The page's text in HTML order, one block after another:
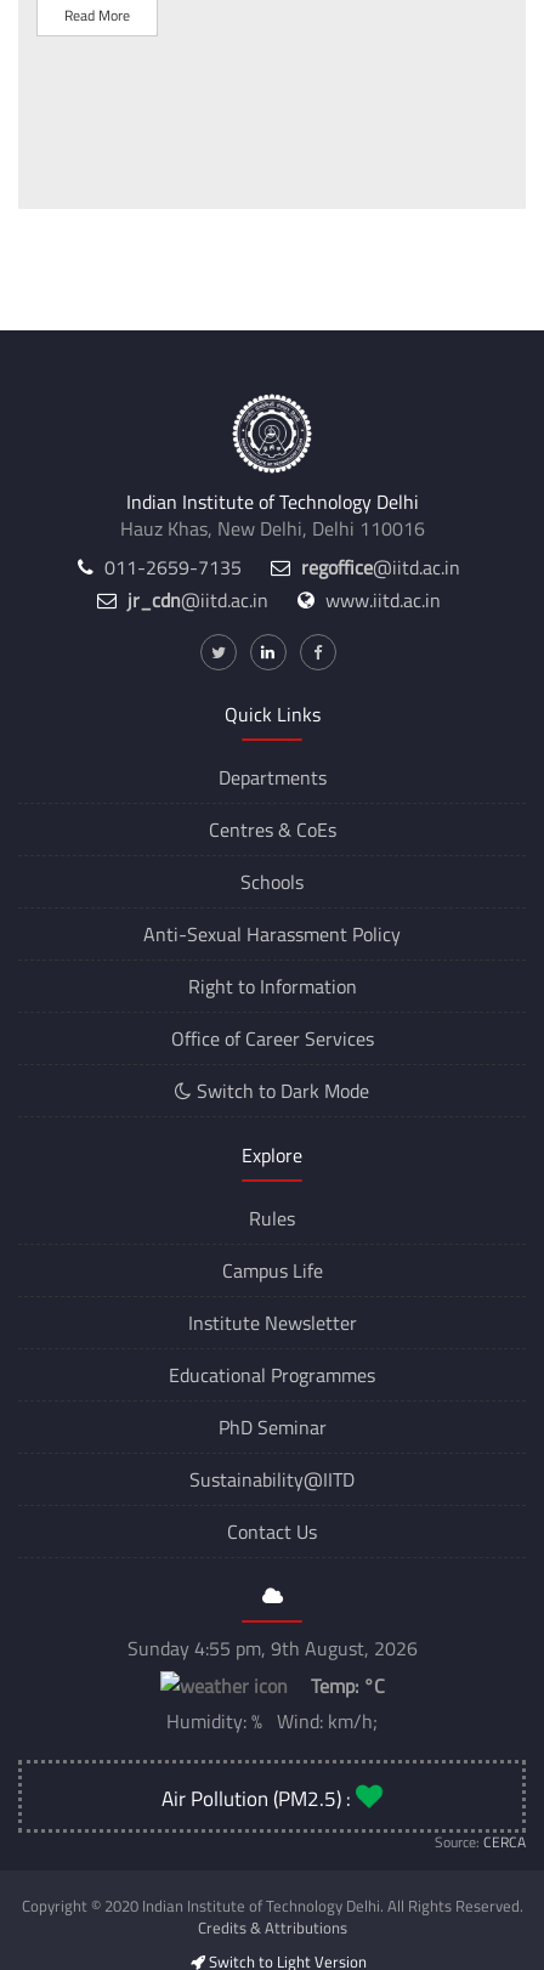
Read More
Indian Institute of Technology Delhi
Hauz Khas, New Delhi, Delhi 110016
011-2659-7135
regoffice@iitd.ac.in
jr_cdn@iitd.ac.in www.iitd.ac.in
Quick Links
Departments
Centres & CoEs
Schools
Anti-Sexual Harassment Policy
Right to Information
Office of Career Services
Switch to Dark Mode
Explore
Rules
Campus Life
Institute Newsletter
Educational Programmes
PhD Seminar
Sustainability@IITD
Contact Us
Sunday 4:55 pm, 9th August, 2026
Temp: °C
Humidity: % Wind: km/h;
Air Pollution (PM2.5) :
Source: CERCA
Copyright © 2020 Indian Institute of Technology Delhi. All Rights Reserved.
Credits & Attributions
Switch to Light Version